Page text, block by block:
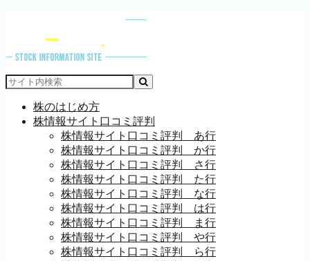
株のはじめ方
株情報サイト口コミ評判
株情報サイト口コミ評判 あ行
株情報サイト口コミ評判 か行
株情報サイト口コミ評判 さ行
株情報サイト口コミ評判 た行
株情報サイト口コミ評判 な行
株情報サイト口コミ評判 は行
株情報サイト口コミ評判 ま行
株情報サイト口コミ評判 や行
株情報サイト口コミ評判 ら行